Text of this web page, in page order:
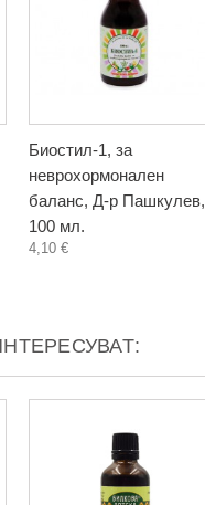
Биостил-1, за
неврохормонален
баланс, Д-р Пашкулев,
100 мл.
4,10 €